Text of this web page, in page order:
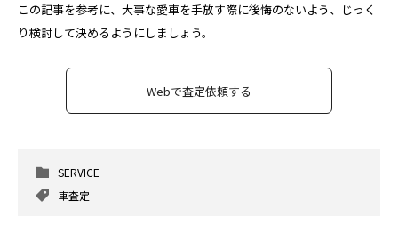
この記事を参考に、大事な愛車を手放す際に後悔のないよう、じっく
り検討して決めるようにしましょう。
Webで査定依頼する
SERVICE
車査定